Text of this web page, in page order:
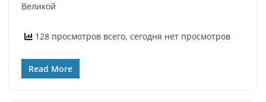
Великой
128 просмотров всего, сегодня нет просмотров
Read More